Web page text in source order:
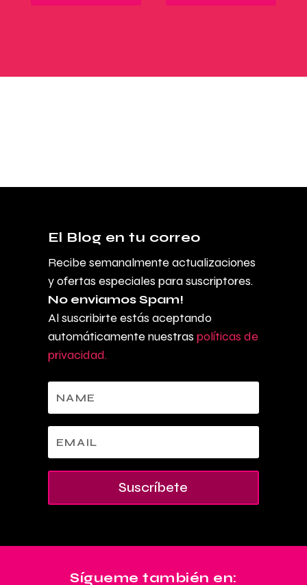
El Blog en tu correo
Recibe semanalmente actualizaciones
y ofertas especiales para suscriptores.
No enviamos Spam!
Al suscribirte estás aceptando
automáticamente nuestras políticas de
privacidad.
Suscríbete
Sígueme también en: